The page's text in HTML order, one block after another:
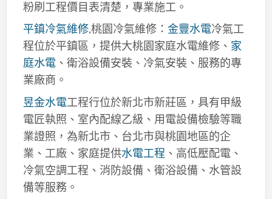
粉刷工程價目表清楚，專業施工。
平鎮冷氣維修,桃園冷氣維修： 金豐水電冷氣工
程位於平鎮區，提供大桃園家庭水電維修、 家
庭水電、衛浴設備安裝、冷氣安裝、服務的專
業廠商。
昱金水電工程行位於新北市新莊區，具有甲級
電匠執照、室內配線乙級、用電設備檢驗等職
業證照，為新北市、台北市與桃園地區的企
業、工廠、家庭提供水電工程 、高低壓配電、
冷氣空調工程、消防設備、衛浴設備、水管設
備等服務。